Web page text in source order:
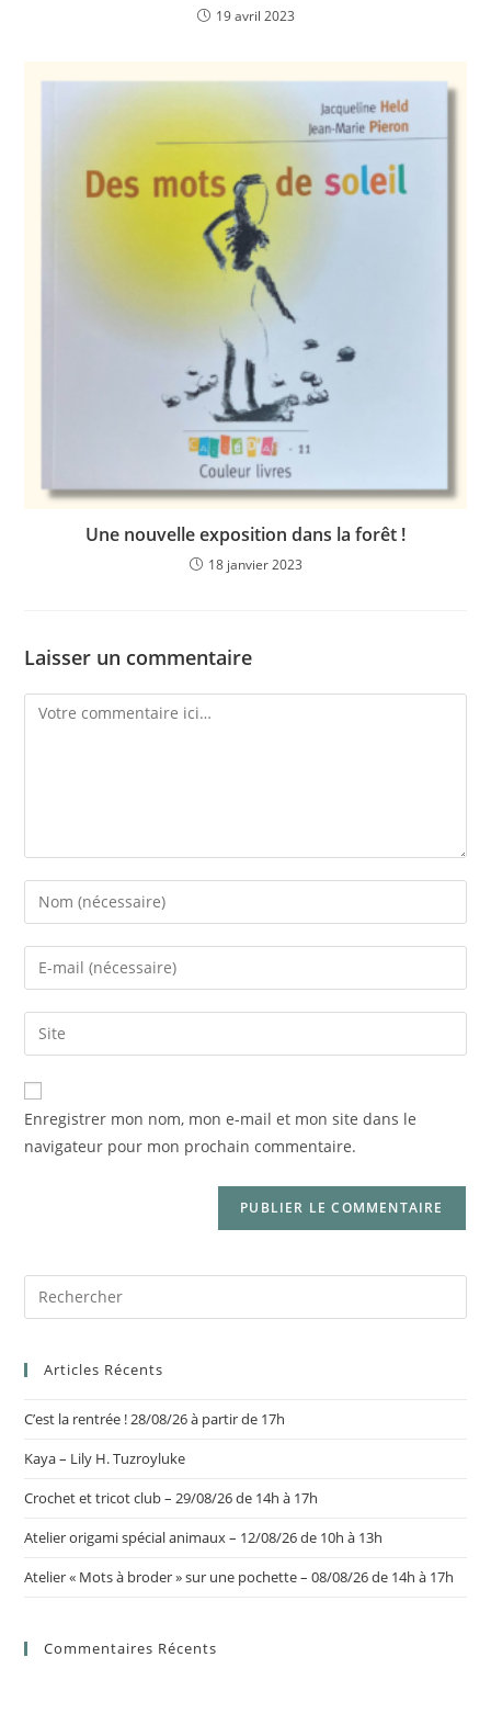
19 avril 2023
Une nouvelle exposition dans la forêt !
18 janvier 2023
Laisser un commentaire
Enregistrer mon nom, mon e-mail et mon site dans le
navigateur pour mon prochain commentaire.
Articles Récents
C’est la rentrée ! 28/08/26 à partir de 17h
Kaya – Lily H. Tuzroyluke
Crochet et tricot club – 29/08/26 de 14h à 17h
Atelier origami spécial animaux – 12/08/26 de 10h à 13h
Atelier « Mots à broder » sur une pochette – 08/08/26 de 14h à 17h
Commentaires Récents